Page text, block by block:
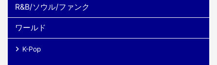
R&B/ソウル/ファンク
ワールド
K-Pop